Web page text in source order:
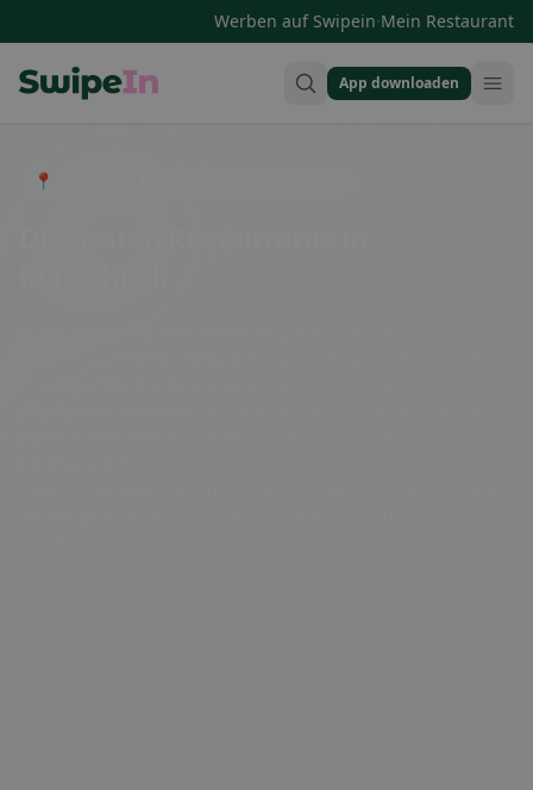
Werben auf Swipein·Mein Restaurant
App downloaden
📍 Entdecke Restaurants, Bars & Cafés